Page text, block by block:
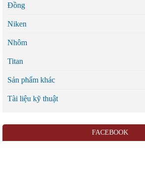
Đồng
Niken
Nhôm
Titan
Sản phẩm khác
Tài liệu kỹ thuật
FACEBOOK